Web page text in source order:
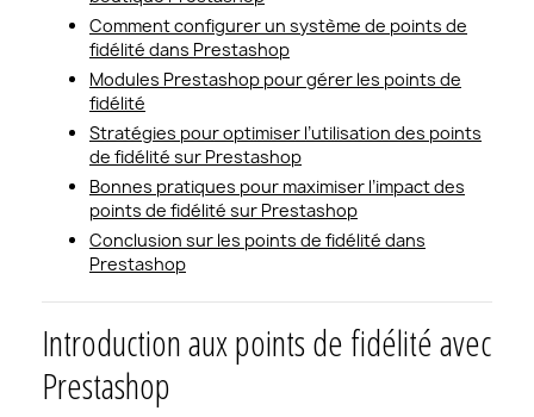
Comment configurer un système de points de
fidélité dans Prestashop
Modules Prestashop pour gérer les points de
fidélité
Stratégies pour optimiser l’utilisation des points
de fidélité sur Prestashop
Bonnes pratiques pour maximiser l’impact des
points de fidélité sur Prestashop
Conclusion sur les points de fidélité dans
Prestashop
Introduction aux points de fidélité avec
Prestashop